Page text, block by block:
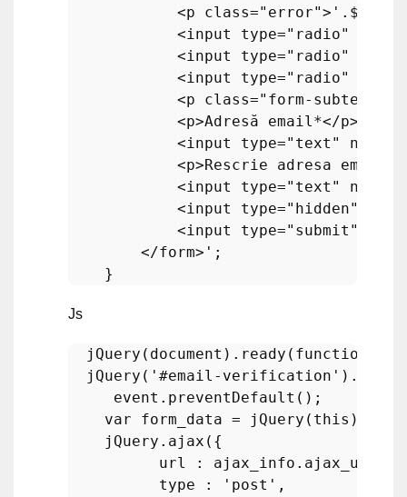
            <p class="error">'
. $error
<input type="radio"
<input type="radio"
<input type="radio"
<p class="form-
            <p>Adresă email*</p>
<input type="text"
<p>Rescrie adresa
<input type="text"
<input type="hidden"
<input type="submit"
        </form>'
;
Js
jQuery ( document ). ready ( function
jQuery ( '#email-verification' ).
     event.
preventDefault ();
var form_data = jQuery ( this ).
    jQuery.
ajax ({
          url : ajax_info.
ajax_url
          type :
'post' ,